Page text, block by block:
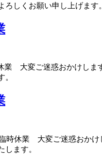
ろしくお願い申し上げます。
業 大変ご迷惑おかけしま
。
時休業 大変ご迷惑おかけ
します。